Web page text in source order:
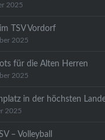
2025
TSV Vordorf
2025
für die Alten Herren
2025
in der höchsten
2025
– Volleyball